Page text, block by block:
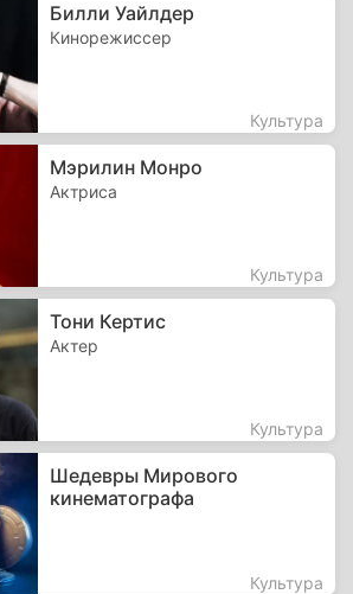
Билли Уайлдер
Кинорежиссер
Культура
Мэрилин Монро
Актриса
Культура
Тони Кертис
Актер
Культура
Шедевры Мирового
кинематографа
Культура